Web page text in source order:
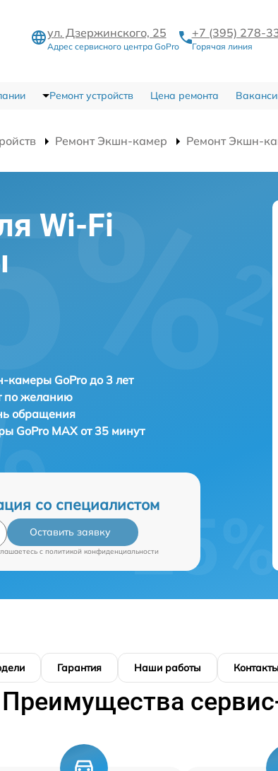
ул. Дзержинского, 25
Адрес сервисного центра GoPro
+7 (395) 278-
Горячая линия
Ремонт устройств Цена ремонта
Ремонт Экшн-камер Ремонт Экшн-
Wi-Fi
камеры GoPro до 3 лет
по желанию
обращения
GoPro MAX от 35 минут
со специалистом
Оставить заявку
c политикой конфиденциальности
Гарантия Наши работы Контакты
Преимущества